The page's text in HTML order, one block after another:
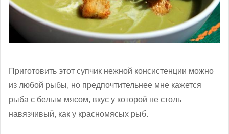
Приготовить этот супчик нежной консистенции можно
из любой рыбы, но предпочтительнее мне кажется
рыба с белым мясом, вкус у которой не столь
навязчивый, как у красномясых рыб.